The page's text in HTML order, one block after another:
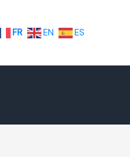
FR EN ES